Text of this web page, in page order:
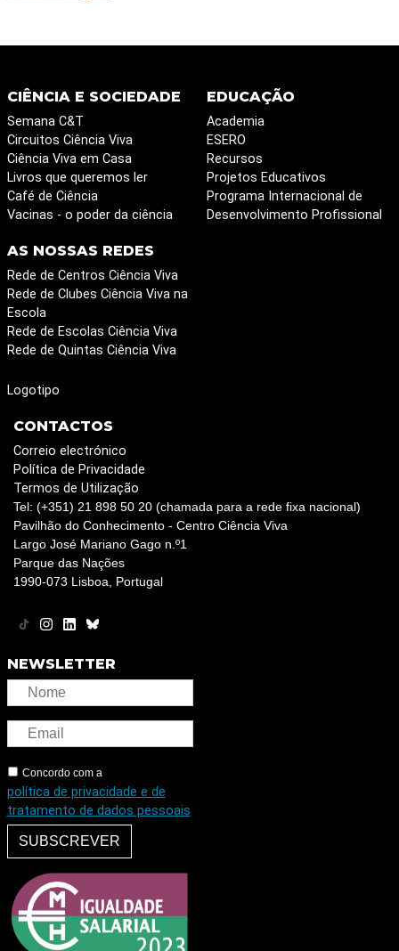
CIÊNCIA E SOCIEDADE
Semana C&T
Circuitos Ciência Viva
Ciência Viva em Casa
Livros que queremos ler
Café de Ciência
Vacinas - o poder da ciência
EDUCAÇÃO
Academia
ESERO
Recursos
Projetos Educativos
Programa Internacional de
Desenvolvimento Profissional
AS NOSSAS REDES
Rede de Centros Ciência Viva
Rede de Clubes Ciência Viva na
Escola
Rede de Escolas Ciência Viva
Rede de Quintas Ciência Viva
Logotipo
CONTACTOS
Correio electrónico
Política de Privacidade
Termos de Utilização
Tel: (+351) 21 898 50 20 (chamada para a rede fixa nacional)
Pavilhão do Conhecimento - Centro Ciência Viva
Largo José Mariano Gago n.º1
Parque das Nações
1990-073 Lisboa, Portugal
NEWSLETTER
Concordo com a
política de privacidade e de
tratamento de dados pessoais
SUBSCREVER